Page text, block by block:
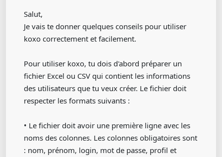
Salut,
Je vais te donner quelques conseils pour utiliser
koxo correctement et facilement.
Pour utiliser koxo, tu dois d'abord préparer un
fichier Excel ou CSV qui contient les informations
des utilisateurs que tu veux créer. Le fichier doit
respecter les formats suivants :
• Le fichier doit avoir une première ligne avec les
noms des colonnes. Les colonnes obligatoires sont
: nom, prénom, login, mot de passe, profil et